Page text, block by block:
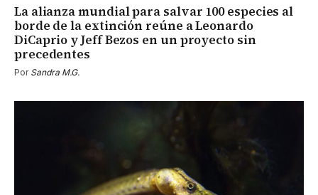
La alianza mundial para salvar 100 especies al
borde de la extinción reúne a Leonardo
DiCaprio y Jeff Bezos en un proyecto sin
precedentes
Por Sandra M.G.